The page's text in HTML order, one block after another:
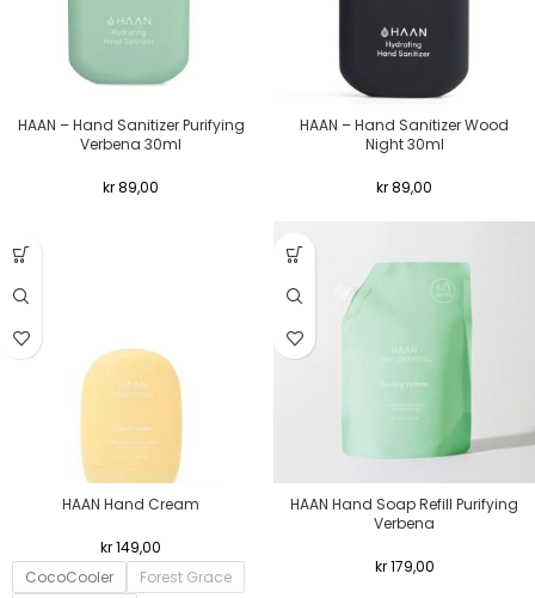
HAAN – Hand Sanitizer Purifying
Verbena 30ml
kr89,00
HAAN – Hand Sanitizer Wood
Night 30ml
kr89,00
HAAN Hand Cream
kr149,00
CocoCooler
Forest Grace
HAAN Hand Soap Refill Purifying
Verbena
kr179,00